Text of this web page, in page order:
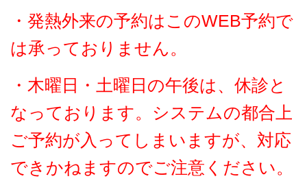
・発熱外来の予約はこのWEB予約で
は承っておりません。
・木曜日・土曜日の午後は、休診と
なっております。システムの都合上
ご予約が入ってしまいますが、対応
できかねますのでご注意ください。